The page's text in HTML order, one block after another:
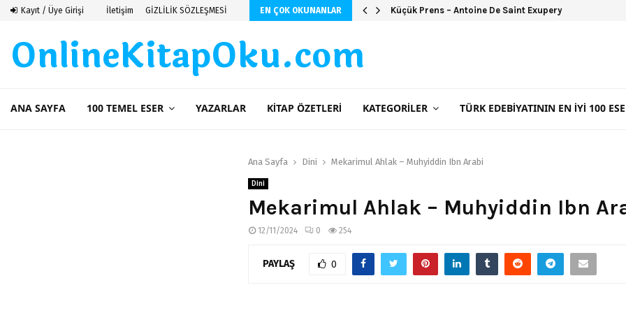
Kayıt / Üye Girişi İletişim GİZLİLİK SÖZLEŞMESİ EN ÇOK OKUNANLAR Küçük Prens – Antoine De Saint Exupery
OnlineKitapOku.com
ANA SAYFA 100 TEMEL ESER YAZARLAR KITAP ÖZETLERI KATEGORILER TÜRK EDEBIYATININ EN İYI 100
Ana Sayfa Dini Mekarimul Ahlak – Muhyiddin Ibn Arabi
Dini
Mekarimul Ahlak – Muhyiddin Ibn
12/11/2024 0 254
PAYLAŞ 0